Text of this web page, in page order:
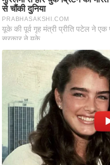
म
हि
मा
/
र्म
स्थ
व्र
त
त्यो
हा